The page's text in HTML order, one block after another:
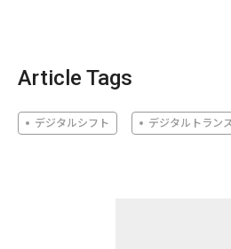
Article Tags
デジタルシフト デジタルトラン